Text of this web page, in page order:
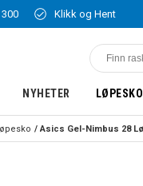
Klikk og Hent
NYHETER LØPESKO